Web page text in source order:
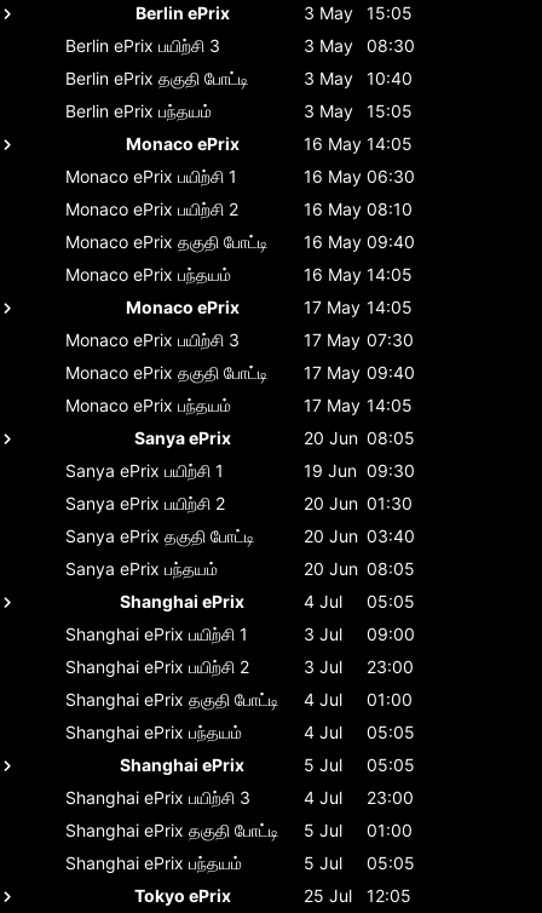
Berlin ePrix
3 May
15:05
Berlin ePrix பயிற்சி 3 3 May
08:30
Berlin ePrix தகுதி போட்டி 3 May
10:40
Berlin ePrix பந்தயம் 3 May
15:05
Monaco ePrix
16 May 14:05
Monaco ePrix பயிற்சி 1 16 May 06:30
Monaco ePrix பயிற்சி 2 16 May 08:10
Monaco ePrix தகுதி போட்டி 16 May 09:40
Monaco ePrix பந்தயம் 16 May 14:05
Monaco ePrix
17 May 14:05
Monaco ePrix பயிற்சி 3 17 May 07:30
Monaco ePrix தகுதி போட்டி 17 May 09:40
Monaco ePrix பந்தயம் 17 May 14:05
Sanya ePrix
20 Jun 08:05
Sanya ePrix பயிற்சி 1 19 Jun 09:30
Sanya ePrix பயிற்சி 2 20 Jun 01:30
Sanya ePrix தகுதி போட்டி 20 Jun 03:40
Sanya ePrix பந்தயம் 20 Jun 08:05
Shanghai ePrix
4 Jul
05:05
Shanghai ePrix பயிற்சி 1 3 Jul
09:00
Shanghai ePrix பயிற்சி 2 3 Jul
23:00
Shanghai ePrix தகுதி போட்டி 4 Jul
01:00
Shanghai ePrix பந்தயம் 4 Jul
05:05
Shanghai ePrix
5 Jul
05:05
Shanghai ePrix பயிற்சி 3 4 Jul
23:00
Shanghai ePrix தகுதி போட்டி 5 Jul
01:00
Shanghai ePrix பந்தயம் 5 Jul
05:05
Tokyo ePrix
25 Jul
12:05